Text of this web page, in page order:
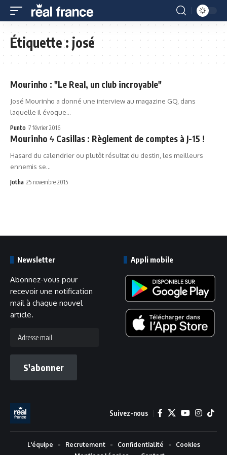
Étiquette :josé
Mourinho : "Le Real, un club incroyable"
José Mourinho a donné une interview au magazine GQ, dans
laquelle il évoque…
Punto 7 février 2016
Mourinho ϟ Casillas : Règlement de comptes à J-15 !
Hasard du calendrier ou plutôt résultat du destin, les meilleurs
ennemis se…
Jotha 25 novembre 2015
Newsletter
Abonnez-vous pour
recevoir une notification
mail à chaque nouvel
article.
mail
S'abonner
Appli mobile
Suivez-nous
L'équipe Recrutement Confidentialité
Cookies